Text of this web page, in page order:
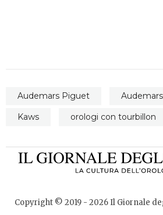
Audemars Piguet
Kaws
orologi con tourbillon
Copyright © 2019 - 2026Il Giornale